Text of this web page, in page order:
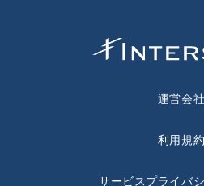
運営会社
利用規約
サービスプライバシ